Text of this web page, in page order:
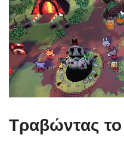
Τραβώντας το